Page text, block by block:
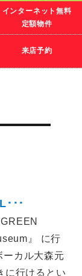
インターネット無料
定額物件
来店予約
･･･
』 に行
カル大森元
に行けるとい